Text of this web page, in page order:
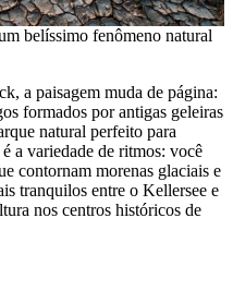
belíssimo fenômeno natural
a paisagem muda de página:
formados por antigas geleiras
natural perfeito para
a variedade de ritmos: você
contornam morenas glaciais e
tranquilos entre o Kellersee e
nos centros históricos de